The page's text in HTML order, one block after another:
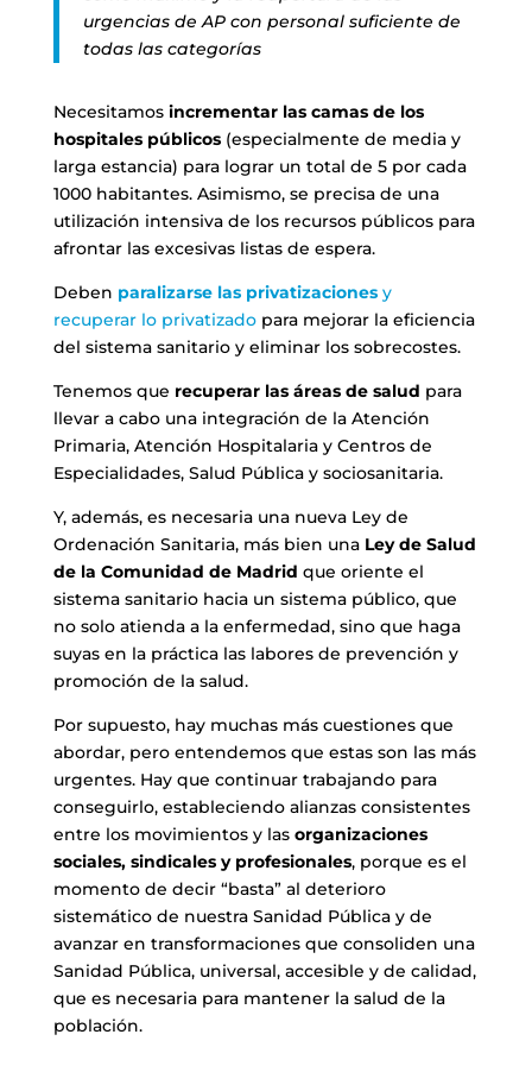
urgencias de AP con personal suficiente de
todas las categorías
Necesitamos incrementar las camas de los
hospitales públicos(especialmente de media y
larga estancia) para lograr un total de 5 por cada
1000 habitantes. Asimismo, se precisa de una
utilización intensiva de los recursos públicos para
afrontar las excesivas listas de espera.
Deben paralizarse las privatizaciones y
recuperar lo privatizadopara mejorar la eficiencia
del sistema sanitario y eliminar los sobrecostes.
Tenemos que recuperar las áreas de salud para
llevar a cabo una integración de la Atención
Primaria, Atención Hospitalaria y Centros de
Especialidades, Salud Pública y sociosanitaria.
Y, además, es necesaria una nueva Ley de
Ordenación Sanitaria, más bien una Ley de Salud
de la Comunidad de Madrid que oriente el
sistema sanitario hacia un sistema público, que
no solo atienda a la enfermedad, sino que haga
suyas en la práctica las labores de prevención y
promoción de la salud.
Por supuesto, hay muchas más cuestiones que
abordar, pero entendemos que estas son las más
urgentes. Hay que continuar trabajando para
conseguirlo, estableciendo alianzas consistentes
entre los movimientos y las organizaciones
sociales, sindicales y profesionales, porque es el
momento de decir “basta” al deterioro
sistemático de nuestra Sanidad Pública y de
avanzar en transformaciones que consoliden una
Sanidad Pública, universal, accesible y de calidad,
que es necesaria para mantener la salud de la
población.